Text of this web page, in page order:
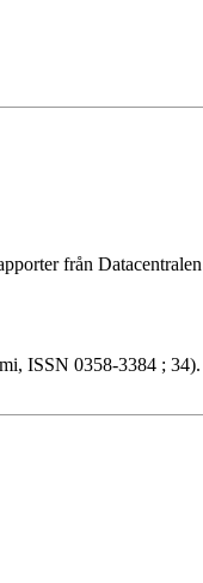
från
ISSN 0358-3384 ; 34).